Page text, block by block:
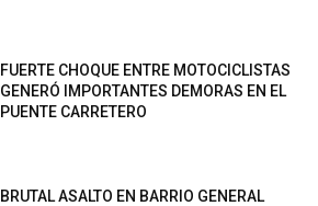
FUERTE CHOQUE ENTRE MOTOCICLISTAS
GENERÓ IMPORTANTES DEMORAS EN EL
PUENTE CARRETERO
BRUTAL ASALTO EN BARRIO GENERAL